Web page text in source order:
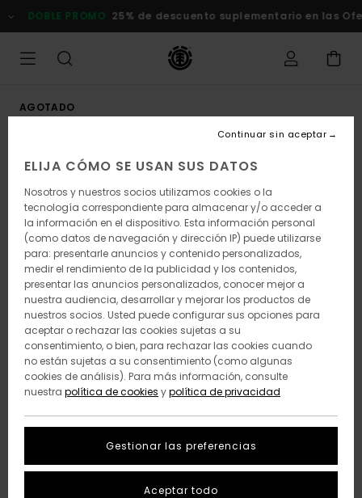
la
DOBLE PROMO 25% de descuento suplementario en las
AGOTADO
ELIJA CÓMO SE USAN SUS DATOS
Nosotros y nuestros socios utilizamos cookies o la
tecnología correspondiente para almacenar y/o acceder a
la información en el dispositivo. Esta información personal
(como datos de navegación y dirección IP) puede utilizarse
para: presentarle anuncios y contenido personalizados,
medir el rendimiento de la publicidad y los contenidos,
presentar las anuncios personalizados, conocer mejor a
nuestra audiencia, desarrollar y mejorar los productos de
nuestros socios. Usted puede configurar sus opciones para
aceptar o rechazar las cookies sujetas a su
consentimiento, o bien, para rechazar las cookies cuando
no están sujetas a su consentimiento (como algunas
cookies de análisis). Para más información, consulte
nuestra política de cookies ypolítica de privacidad
Gestionar las preferencias
Continuar sin aceptar
Aceptar todo